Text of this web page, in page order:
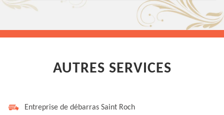
AUTRES SERVICES
Entreprise de débarras Saint Roch